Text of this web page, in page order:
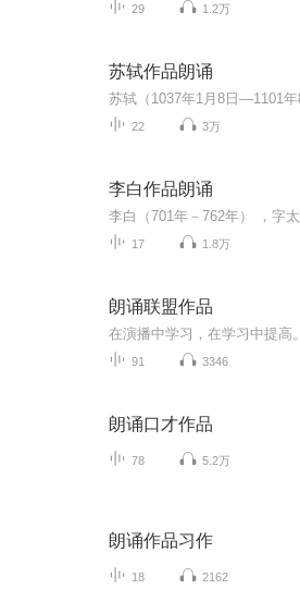
29 1.2万
苏轼作品朗诵
22 3万
李白作品朗诵
17 1.8万
朗诵联盟作品
在演播中学习，在学习中提高。
91 3346
朗诵口才作品
78 5.2万
朗诵作品习作
18 2162